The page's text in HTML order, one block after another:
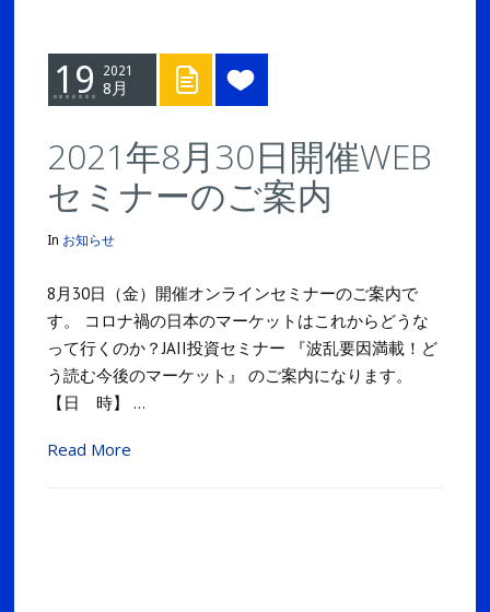
19 2021
8月
2021年8月30日開催WEB
セミナーのご案内
In お知らせ
8月30日（金）開催オンラインセミナーのご案内で
す。 コロナ禍の日本のマーケットはこれからどうな
って行くのか？JAII投資セミナー 『波乱要因満載！ど
う読む今後のマーケット』 のご案内になります。
【日 時】 …
Read More